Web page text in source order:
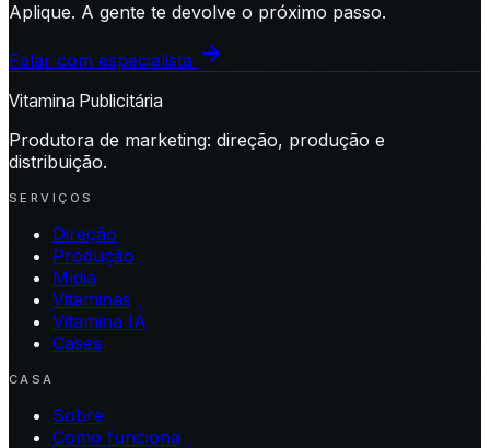
Aplique. A gente te devolve o próximo passo.
Falar com especialista
Vitamina Publicitária
Produtora de marketing: direção, produção e
distribuição.
SERVIÇOS
Direção
Produção
Mídia
Vitaminas
Vitamina IA
Cases
CASA
Sobre
Como funciona